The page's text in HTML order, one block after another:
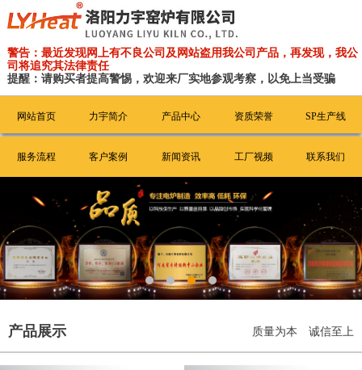
警告：最近发现网上有不良公司及网站盗用我公司产品，再发现，我公
司将追究其法律责任
提醒：请购买者提高警惕，欢迎来厂实地参观考察，以免上当受骗
网站首页 力宇简介 产品中心 资质荣誉 SP生产线
服务流程 客户案例 新闻资讯 工厂视频 联系我们
产品展示 质量为本 诚信至上